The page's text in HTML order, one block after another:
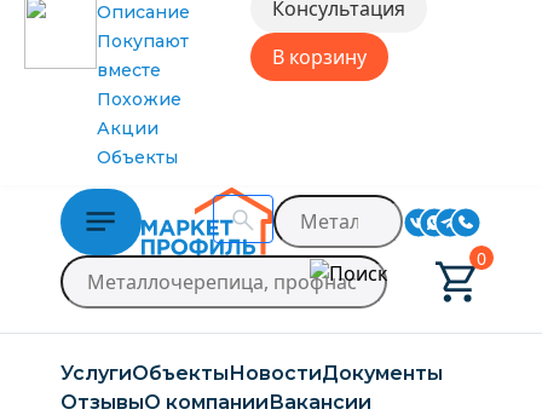
В связи с нестабильной курсовой
ситуацией розничные цены могут
меняться, просим Вас уточнять цены у
наших менеджеров.
Контакты
Доставка и оплата
0
УслугиОбъектыНовостиДокументы
ОтзывыО компанииВакансии
Описание
Покупают
вместе
Похожие
Акции
Объекты
Консультация
В корзину